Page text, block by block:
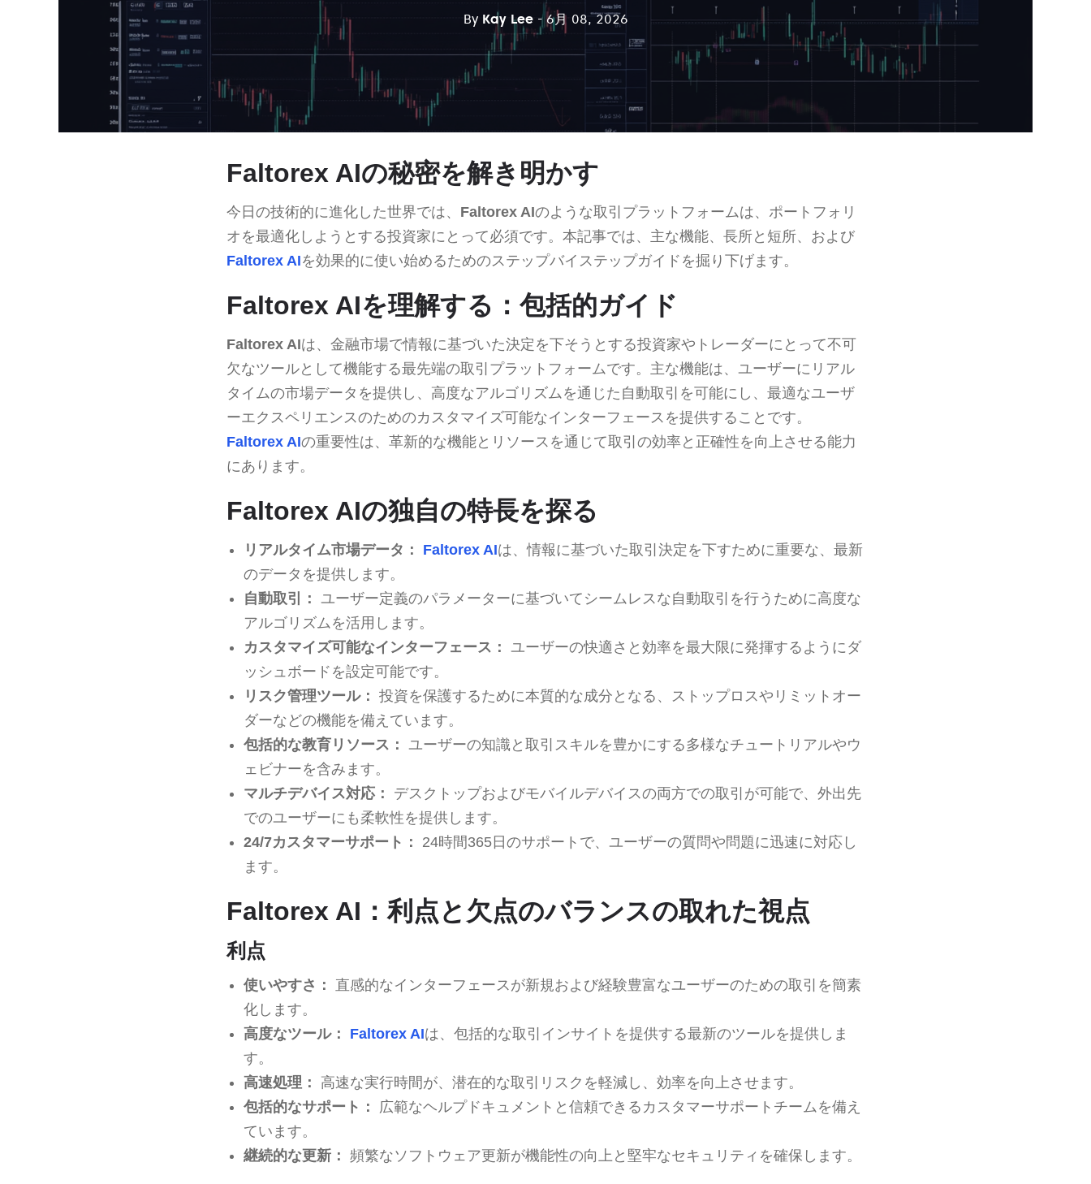
By Kay Lee - 6月 08, 2026
Faltorex AIの秘密を解き明かす
今日の技術的に進化した世界では、 Faltorex AIのような取引プラットフォームは、ポートフォリ
オを最適化しようとする投資家にとって必須です。本記事では、主な機能、長所と短所、および
Faltorex AIを効果的に使い始めるためのステップバイステップガイドを掘り下げます。
Faltorex AIを理解する：包括的ガイド
Faltorex AIは、金融市場で情報に基づいた決定を下そうとする投資家やトレーダーにとって不可
欠なツールとして機能する最先端の取引プラットフォームです。主な機能は、ユーザーにリアル
タイムの市場データを提供し、高度なアルゴリズムを通じた自動取引を可能にし、最適なユーザ
ーエクスペリエンスのためのカスタマイズ可能なインターフェースを提供することです。
Faltorex AIの重要性は、革新的な機能とリソースを通じて取引の効率と正確性を向上させる能力
にあります。
Faltorex AIの独自の特長を探る
リアルタイム市場データ： Faltorex AIは、情報に基づいた取引決定を下すために重要な、最新
のデータを提供します。
自動取引：
ユーザー定義のパラメーターに基づいてシームレスな自動取引を行うために高度な
アルゴリズムを活用します。
カスタマイズ可能なインターフェース：
ユーザーの快適さと効率を最大限に発揮するようにダ
ッシュボードを設定可能です。
リスク管理ツール： 投資を保護するために本質的な成分となる、ストップロスやリミットオー
ダーなどの機能を備えています。
包括的な教育リソース：
ユーザーの知識と取引スキルを豊かにする多様なチュートリアルやウ
ェビナーを含みます。
マルチデバイス対応：
デスクトップおよびモバイルデバイスの両方での取引が可能で、外出先
でのユーザーにも柔軟性を提供します。
24/7カスタマーサポート：
24時間365日のサポートで、ユーザーの質問や問題に迅速に対応し
ます。
Faltorex AI：利点と欠点のバランスの取れた視点
利点
使いやすさ：
直感的なインターフェースが新規および経験豊富なユーザーのための取引を簡素
化します。
高度なツール：
Faltorex AIは、包括的な取引インサイトを提供する最新のツールを提供しま
す。
高速処理：
高速な実行時間が、潜在的な取引リスクを軽減し、効率を向上させます。
包括的なサポート：
広範なヘルプドキュメントと信頼できるカスタマーサポートチームを備え
ています。
継続的な更新： 頻繁なソフトウェア更新が機能性の向上と堅牢なセキュリティを確保します。